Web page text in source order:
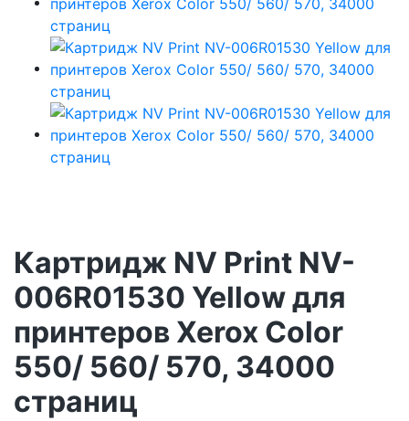
Картридж NV Print NV-
006R01530 Yellow для
принтеров Xerox Color
550/ 560/ 570, 34000
страниц